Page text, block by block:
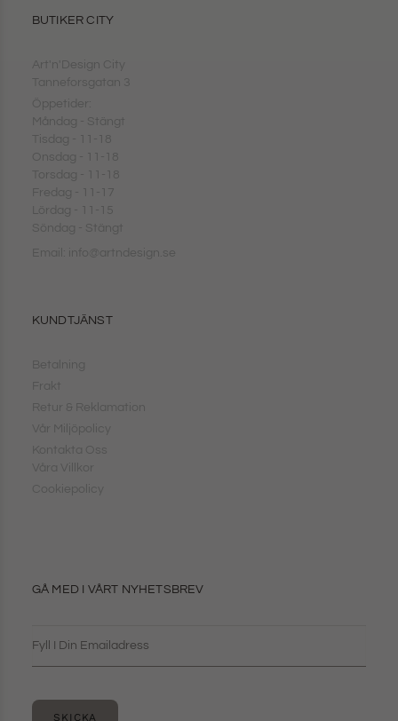
BUTIKER CITY
Art'n'Design City
Tanneforsgatan 3
Öppetider:
Måndag - Stängt
Tisdag - 11-18
Onsdag - 11-18
Torsdag - 11-18
Fredag - 11-17
Lördag - 11-15
Söndag - Stängt
Email: info@artndesign.se
KUNDTJÄNST
Betalning
Frakt
Retur & Reklamation
Vår Miljöpolicy
Kontakta Oss
Våra Villkor
Cookiepolicy
GÅ MED I VÅRT NYHETSBREV
SKICKA